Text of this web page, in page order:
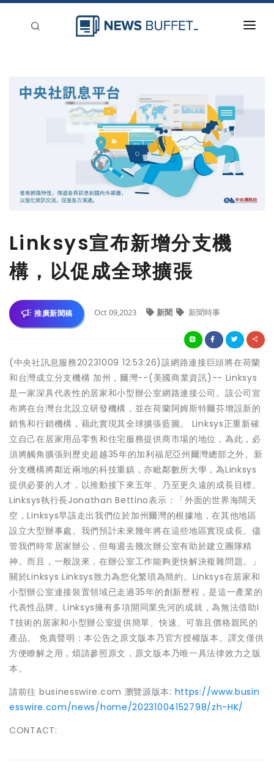
Linksys宣布新增分支機
構，以促成全球擴張
推廣新聞稿 Oct 09,2023 新聞 新聞時事
(中央社訊息服務20231009 12:53:26)該網路連接巨頭將在荷蘭
和台灣成立分支機構 加州，爾灣--(美國商業資訊)-- Linksys
是一家深具代表性的居家和小型辦公室網路連接公司。該公司宣
布將在台灣台北設立研發機構，並在荷蘭阿姆斯特爾芬增設新的
銷售和行銷機構，藉此實現其全球擴張藍圖。 Linksys正重新確
立自己在居家用品零售和住宅服務提供商市場的地位，為此，必
須將觸角擴張到歷史超越35年的加利福尼亞州爾灣總部之外。新
分支機構將鄰近兩地的科技重鎮，亦毗鄰數所大學，為Linksys
提供必要的人才，以推動接下來五年、乃至更久遠的成長目標。
Linksys執行長Jonathan Bettino表示：「外面的世界海闊天
空，Linksys早該走出我們位於加州爾灣的根據地，在其他地區
設立大型辦事處。我們預計未來幾年將在這些地區實現成長。儘
管我們時常居家辦公，但每週去幾次辦公室有助於建立團隊精
神。而且，一般說來，在辦公室工作能夠更快解決複雜問題。」
關於Linksys Linksys致力為您化繁瑣為簡約。Linksys在居家和
小型辦公室連接裝置領域已走過35年的創新歷程，是這一產業的
代表性品牌。Linksys擁有多項開同業先河的成就，為無法借助I
T技術的居家和小型辦公室提供簡單、快速、可靠且價格親民的
產品。 免責聲明：本公告之原文版本乃官方授權版本。譯文僅供
方便瞭解之用，煩請參照原文，原文版本乃唯一具法律效力之版
本。
請前往 businesswire.com 瀏覽源版本: https://www.busin
esswire.com/news/home/20231004152798/zh-HK/
CONTACT: